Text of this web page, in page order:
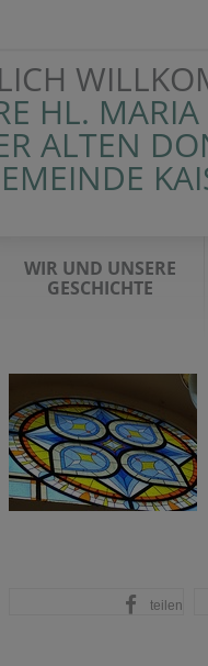
HL.
ALTEN
WIR UND UNSERE
GESCHICHTE
teilen